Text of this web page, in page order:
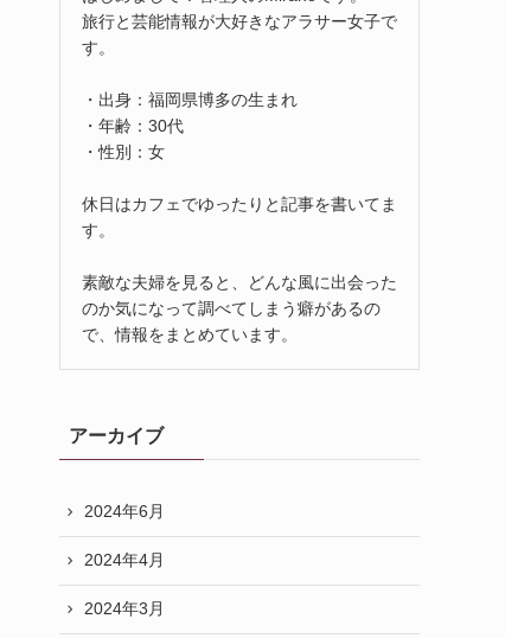
旅行と芸能情報が大好きなアラサー女子で
す。
・出身：福岡県博多の生まれ
・年齢：30代
・性別：女
休日はカフェでゆったりと記事を書いてま
す。
素敵な夫婦を見ると、どんな風に出会った
のか気になって調べてしまう癖があるの
で、情報をまとめています。
アーカイブ
2024年6月
2024年4月
2024年3月